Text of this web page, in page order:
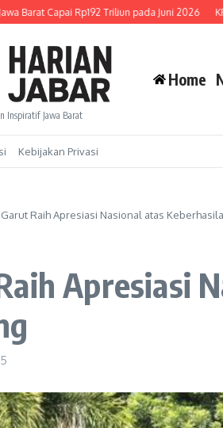
Capai Rp192 Triliun pada Juni 2026 KPID
Inspiratif Jawa Barat
Home
Kebijakan Privasi
Garut Raih Apresiasi Nasional atas
Apresiasi